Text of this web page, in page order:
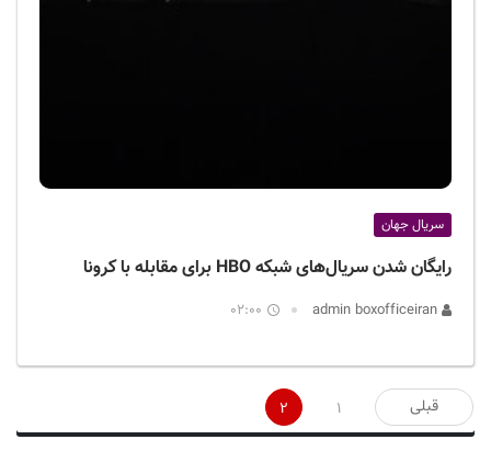
سریال جهان
رایگان شدن سریال‌های شبکه HBO برای مقابله با کرونا
02:00
صفحه‌بندی
نوشته‌ها
قبلی 1
2